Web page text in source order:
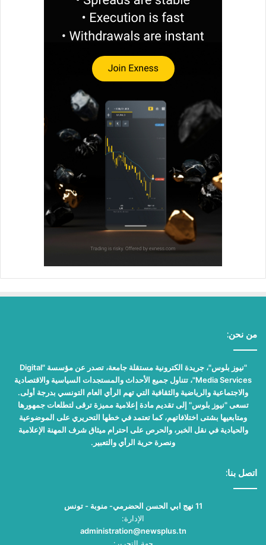
من نحن:
"نيوز بلوس"، جريدة الكترونية مستقلة جامعة، تصدر عن مؤسسة "Digital
Media Services"، تتناول جميع الأحداث والمستجدات السياسية والاقتصادية
والاجتماعية والرياضية والثقافية التي تهم الرأي العام التونسي بدرجة أولى.
تسعى "نيوز بلوس" إلى تقديم مادة إعلامية مميزة ترقى لتطلعات جمهورها
ومتابعيها بشتى اختلافاتهم، كما تعتمد في خطها التحريري على الموضوعية
والحيادية في نقل الخبر، والحرص على احترام ميثاق شرف المهنة الإعلامية
ونصرة حرية الرأي والتعبير.
اتصل بنا:
11 نهج ابي الحسن الحضرمي- منوبة - تونس
الإدارة:
administration@newsplus.tn